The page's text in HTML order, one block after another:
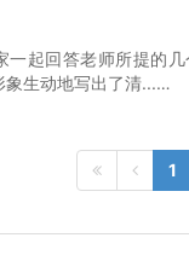
起回答老师所提的
象生动地写出了清...…
1